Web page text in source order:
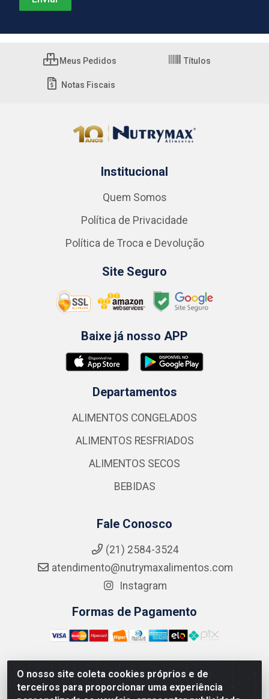
O nosso site coleta cookies próprios e de
terceiros para proporcionar uma experiência
Meus Pedidos Títulos
Notas Fiscais
Institucional
Quem Somos
Política de Privacidade
Política de Troca e Devolução
Site Seguro
Baixe já nosso APP
Departamentos
ALIMENTOS CONGELADOS
ALIMENTOS RESFRIADOS
ALIMENTOS SECOS
BEBIDAS
Fale Conosco
(21) 2584-3524
atendimento@nutrymaxalimentos.com
Instagram
Formas de Pagamento
NUTRY MAX COMÉRCIO DE PRODUTOS ALIMENTICIOS
LTDA - RUA DO FEIJÃO, 721 PENHA CIRCULAR/RJ -